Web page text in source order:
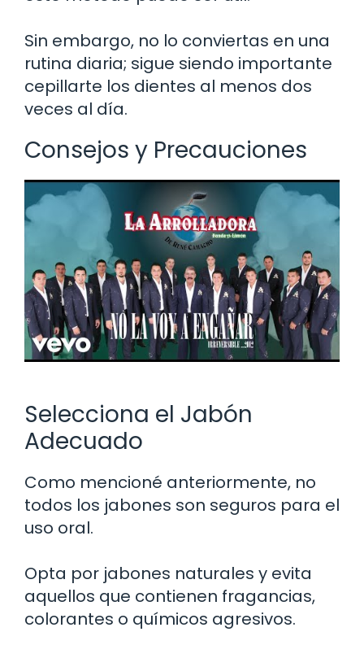
Sin embargo, no lo conviertas en una
rutina diaria; sigue siendo importante
cepillarte los dientes al menos dos
veces al día.
Consejos y Precauciones
Selecciona el Jabón
Adecuado
Como mencioné anteriormente, no
todos los jabones son seguros para el
uso oral.
Opta por jabones naturales y evita
aquellos que contienen fragancias,
colorantes o químicos agresivos.